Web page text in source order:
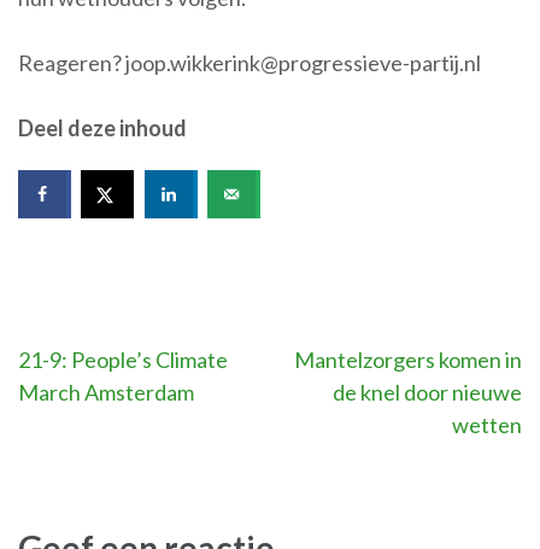
Reageren? joop.wikkerink@progressieve-partij.nl
Deel deze inhoud
Bericht
21-9: People’s Climate
March Amsterdam
Mantelzorgers komen in
de knel door nieuwe
wetten